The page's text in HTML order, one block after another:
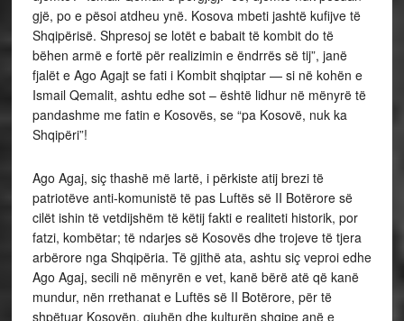
gjë, po e pësoi atdheu ynë. Kosova mbeti jashtë kufijve të
Shqipërisë. Shpresoj se lotët e babait të kombit do të
bëhen armë e fortë për realizimin e ëndrrës së tij”, janë
fjalët e Ago Agajt se fati i Kombit shqiptar — si në kohën e
Ismail Qemalit, ashtu edhe sot – është lidhur në mënyrë të
pandashme me fatin e Kosovës, se “pa Kosovë, nuk ka
Shqipëri”!
Ago Agaj, siç thashë më lartë, i përkiste atij brezi të
patriotëve anti-komunistë të pas Luftës së II Botërore së
cilët ishin të vetdijshëm të këtij fakti e realiteti historik, por
fatzi, kombëtar; të ndarjes së Kosovës dhe trojeve të tjera
arbërore nga Shqipëria. Të gjithë ata, ashtu siç veproi edhe
Ago Agaj, secili në mënyrën e vet, kanë bërë atë që kanë
mundur, nën rrethanat e Luftës së II Botërore, për të
shpëtuar Kosovën, gjuhën dhe kulturën shqipe anë e